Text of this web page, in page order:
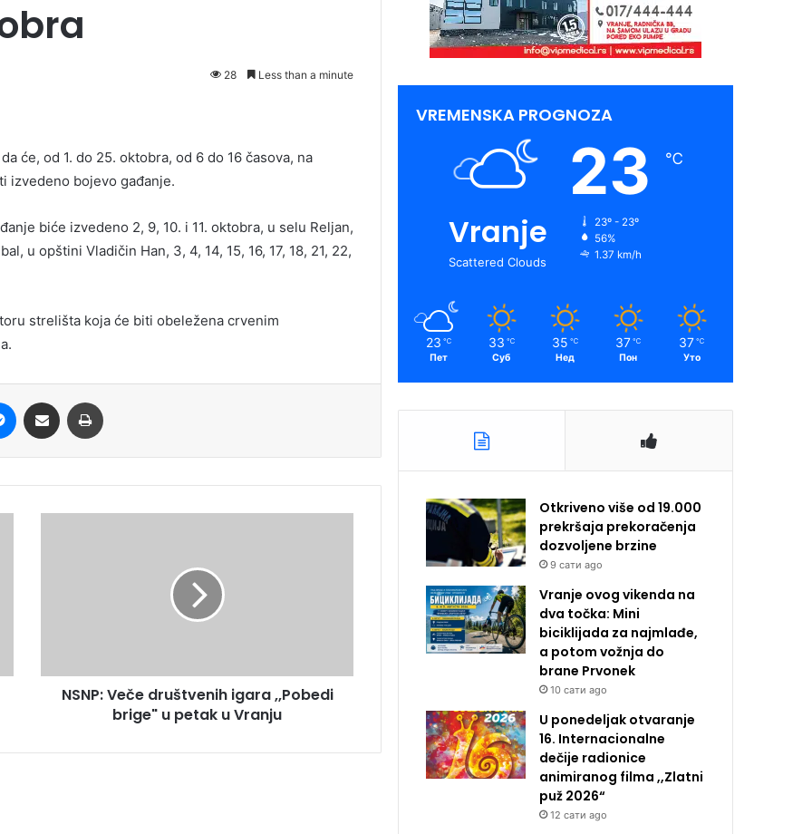
28 Less than a minute
će, od 1. do 25. oktobra, od 6 do 16 časova, na
izvedeno bojevo gađanje.
biće izvedeno 2, 9, 10. i 11. oktobra, u selu Reljan,
u opštini Vladičin Han, 3, 4, 14, 15, 16, 17, 18, 21, 22,
strelišta koja će biti obeležena crvenim
Messenger
Share via Email
NSNP: Veče društvenih igara ,,Pobedi
brige" u petak u Vranju
VREMENSKA PROGNOZA
Vranje
Scattered Clouds
23 ℃
23º - 23º
56%
1.37 km/h
23 ℃
Пет
33 ℃
Суб
35 ℃
Нед
37 ℃
Пон
37 ℃
Уто
Otkriveno više od 19.000
prekršaja prekoračenja
dozvoljene brzine
9 сати ago
Vranje ovog vikenda na
dva točka: Mini
biciklijada za najmlađe,
a potom vožnja do
brane Prvonek
10 сати ago
U ponedeljak otvaranje
16. Internacionalne
dečije radionice
animiranog filma ,,Zlatni
puž 2026“
12 сати ago